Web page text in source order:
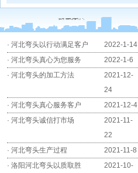
· 河北弯头以行动满足客户
2022-1-14
· 河北弯头真心为您服务
2022-1-6
· 河北弯头的加工方法
2021-12-
24
· 河北弯头真心服务客户
2021-12-4
· 河北弯头诚信打市场
2021-11-
22
· 河北弯头生产过程
2021-11-8
· 洛阳河北弯头以质取胜
2021-10-